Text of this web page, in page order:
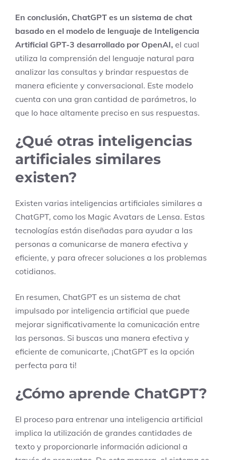
En conclusión, ChatGPT es un sistema de chat
basado en el modelo de lenguaje de Inteligencia
Artificial GPT-3 desarrollado por OpenAI, el cual
utiliza la comprensión del lenguaje natural para
analizar las consultas y brindar respuestas de
manera eficiente y conversacional. Este modelo
cuenta con una gran cantidad de parámetros, lo
que lo hace altamente preciso en sus respuestas.
¿Qué otras inteligencias
artificiales similares
existen?
Existen varias inteligencias artificiales similares a
ChatGPT, como los Magic Avatars de Lensa. Estas
tecnologías están diseñadas para ayudar a las
personas a comunicarse de manera efectiva y
eficiente, y para ofrecer soluciones a los problemas
cotidianos.
En resumen, ChatGPT es un sistema de chat
impulsado por inteligencia artificial que puede
mejorar significativamente la comunicación entre
las personas. Si buscas una manera efectiva y
eficiente de comunicarte, ¡ChatGPT es la opción
perfecta para ti!
¿Cómo aprende ChatGPT?
El proceso para entrenar una inteligencia artificial
implica la utilización de grandes cantidades de
texto y proporcionarle información adicional a